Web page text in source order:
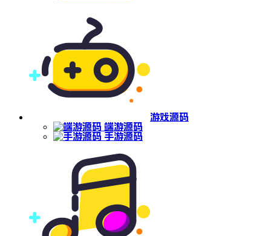
游戏源码
端游源码
手游源码